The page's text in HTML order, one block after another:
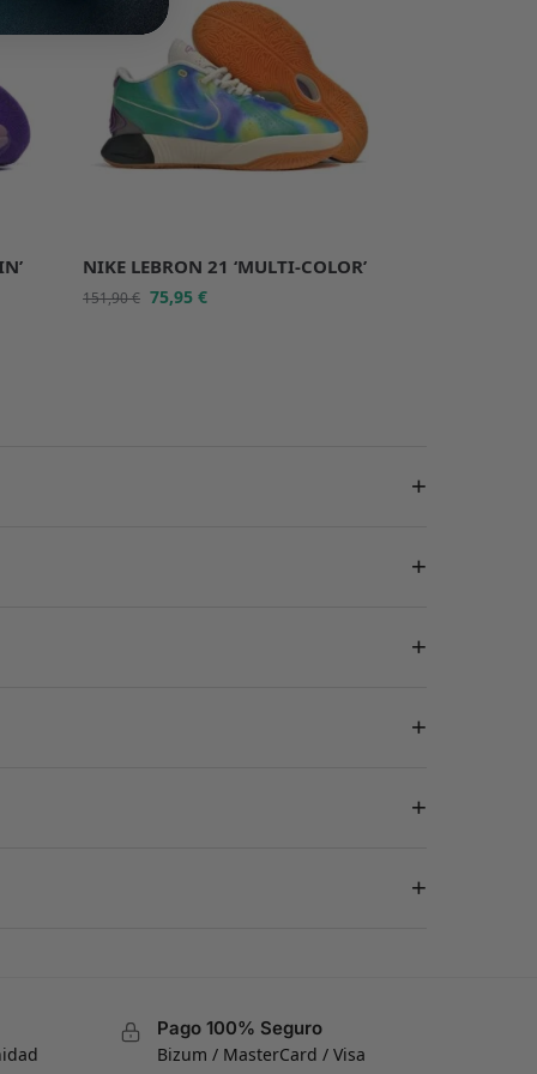
NIKE LEBRON 21 ‘MULTI-COLOR’
151,90€ 75,95€
+
+
+
+
+
+
Pago 100% Seguro
Bizum / MasterCard / Visa